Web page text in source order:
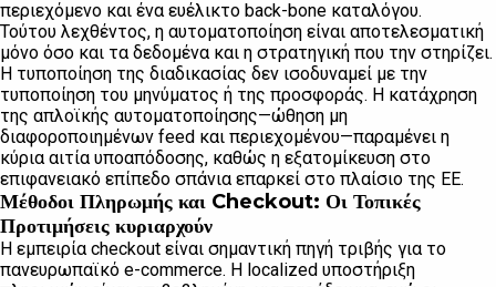
περιεχόμενο και ένα ευέλικτο back-bone καταλόγου.
Τούτου λεχθέντος, η αυτοματοποίηση είναι αποτελεσματική
μόνο όσο και τα δεδομένα και η στρατηγική που την στηρίζει.
Η τυποποίηση της διαδικασίας δεν ισοδυναμεί με την
τυποποίηση του μηνύματος ή της προσφοράς. Η κατάχρηση
της απλοϊκής αυτοματοποίησης—ώθηση μη
διαφοροποιημένων feed και περιεχομένου—παραμένει η
κύρια αιτία υποαπόδοσης, καθώς η εξατομίκευση στο
επιφανειακό επίπεδο σπάνια επαρκεί στο πλαίσιο της ΕΕ.
Μέθοδοι Πληρωμής και Checkout: Οι Τοπικές
Προτιμήσεις κυριαρχούν
Η εμπειρία checkout είναι σημαντική πηγή τριβής για το
πανευρωπαϊκό e-commerce. Η localized υποστήριξη